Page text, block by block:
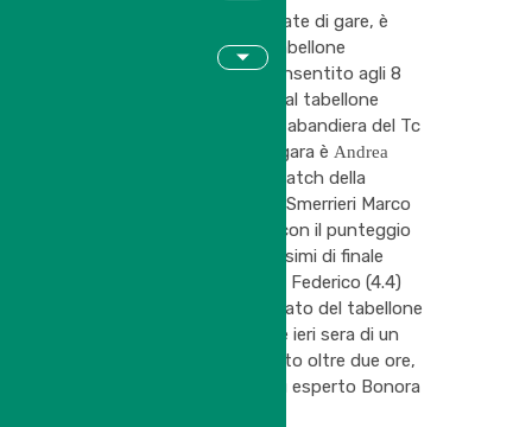
Ieri sera, dopo 6 giornate di gare, è
stato completato il tabellone
intermedio, che ha consentito agli 8
qualificati di accedere al tabellone
principale. L’unico portabandiera del Tc
San Felice rimasto in gara è Andrea
, che nel primo match della
giornata ha sconfitto Smerrieri Marco
(4.4) del Tc Cavezzo, con il punteggio
di 6/3 – 6/0. Ai sedicesimi di finale
Budri incontrerà Gozzi Federico (4.4)
del Tc Decima, qualificato del tabellone
intermedio, e vincitore ieri sera di un
bellissimo match durato oltre due ore,
disputato contro il più esperto Bonora